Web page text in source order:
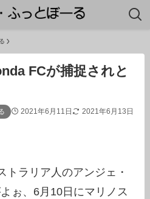
FCが捕捉されと
2021年6月11日 2021年6月13日
トラリア人のアンジェ・
ぉ、6月10日にマリノス